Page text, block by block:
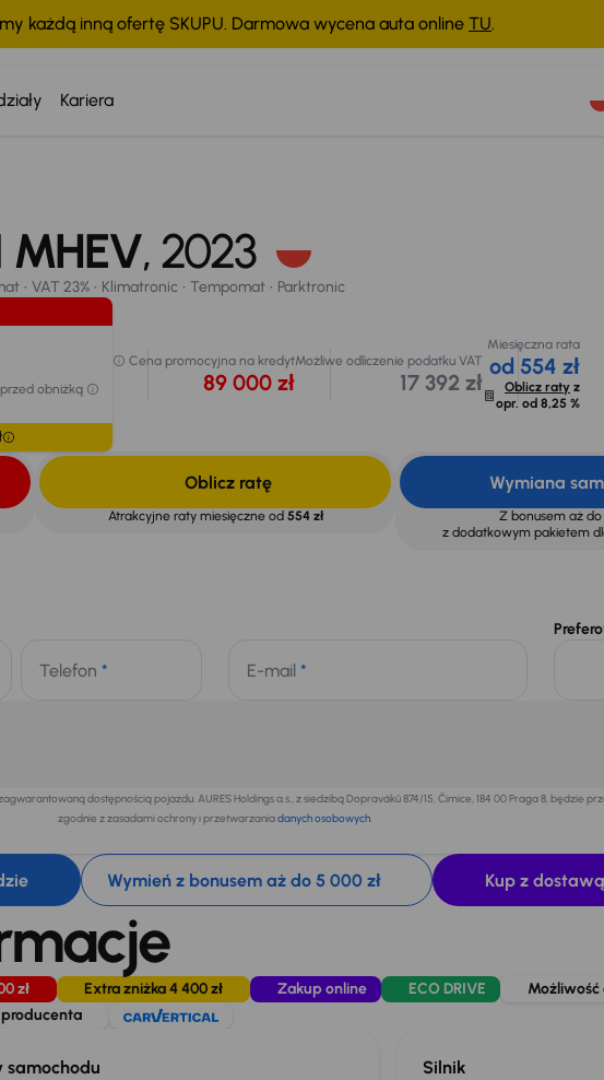
każdą inną ofertę SKUPU. Darmowa wycena auta online TU.
Kariera
MHEV, 2023
VAT 23% Klimatronic Tempomat
Parktronic
obniżką
Cena promocyjna na kredyt
89 000 zł
Możliwe odliczenie podatku VAT
17 392 zł
Miesięczna rata
od 554 zł
Oblicz raty z
opr. od 8,25 %
Oblicz ratę
Atrakcyjne raty miesięczne od 554 zł
Wymiana
Z bonusem aż do
z dodatkowym pakietem
Telefon * E-mail *
dostępnością pojazdu. AURES Holdings a.s., z siedzibą Dopraváků 874/15, Čimice, 184 00 Praga 8, będzie
zgodnie z zasadami ochrony i przetwarzaniadanych osobowych.
Wymień z bonusem aż do 5 000 zł Kup z
VAT 23% Klimatronic Tempomat
zł Extra zniżka 4 400 zł Zakup online ECO DRIVE
Możliwość
samochodu Silnik